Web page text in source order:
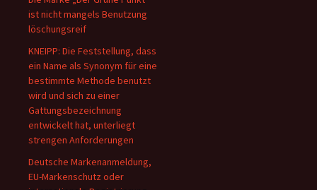
ist nicht mangels Benutzung
löschungsreif
KNEIPP: Die Feststellung, dass
ein Name als Synonym für eine
bestimmte Methode benutzt
wird und sich zu einer
Gattungsbezeichnung
entwickelt hat, unterliegt
strengen Anforderungen
Deutsche Markenanmeldung,
EU-Markenschutz oder